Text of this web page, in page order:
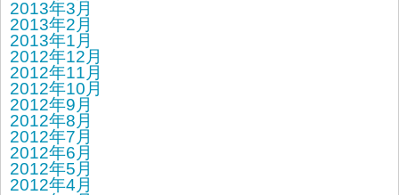
2013年3月
2013年2月
2013年1月
2012年12月
2012年11月
2012年10月
2012年9月
2012年8月
2012年7月
2012年6月
2012年5月
2012年4月